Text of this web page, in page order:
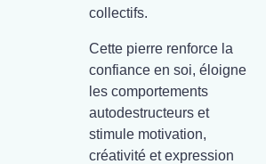
collectifs.
Cette pierre renforce la
confiance en soi, éloigne
les comportements
autodestructeurs et
stimule motivation,
créativité et expression